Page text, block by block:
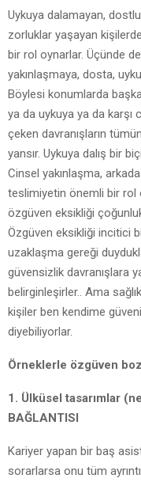
Uykuya dalamayan,
zorluklar yaşayan
bir rol oynarlar. Üçünde
yakınlaşmaya, dosta,
Böylesi konumlarda
ya da uykuya ya da
çeken davranışların
yansır. Uykuya dalış bir
Cinsel yakınlaşma,
teslimiyetin önemli bir rol
özgüven eksikliği
Özgüven eksikliği incitici
uzaklaşma gereği
güvensizlik davranışlara
belirginleşirler.. Ama
kişiler ben kendime
diyebiliyorlar.
Örneklerle özgüven
1. Ülküsel tasarımlar
BAĞLANTISI
Kariyer yapan bir baş
sorarlarsa onu tüm